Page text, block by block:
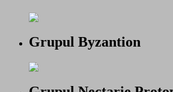
Grupul Byzantion